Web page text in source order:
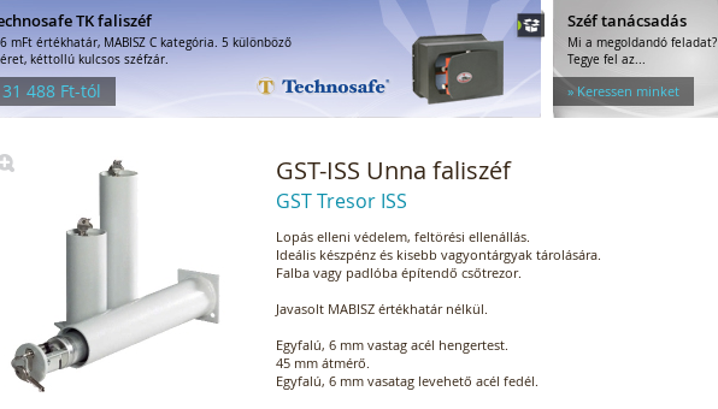
TK faliszéf
mFt értékhatár, MABISZ C kategória. 5 különböző
kéttollú kulcsos széfzár.
488 Ft-tól
Széf tanácsadás
Mi a megoldandó feladat?
Tegye fel az...
» Keressen minket
GST-ISS Unna faliszéf
GST Tresor ISS
Lopás elleni védelem, feltörési ellenállás.
Ideális készpénz és kisebb vagyontárgyak tárolására.
Falba vagy padlóba építendő csőtrezor.
Javasolt MABISZ értékhatár nélkül.
Egyfalú, 6 mm vastag acél hengertest.
45 mm átmérő.
Egyfalú, 6 mm vasatag levehető acél fedél.